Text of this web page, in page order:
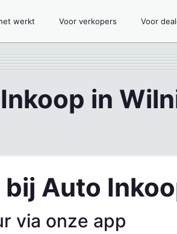
werkt Voor verkopers Voor
in
Auto
via onze app